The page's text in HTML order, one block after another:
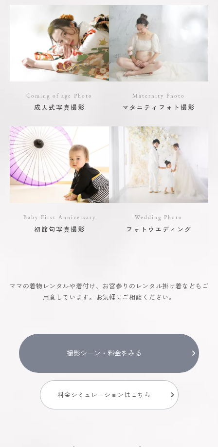
Coming of age Photo
成人式写真撮影
Maternity Photo
マタニティフォト撮影
Baby First Anniversary
初節句写真撮影
Wedding Photo
フォトウエディング
ママの着物レンタルや着付け、お宮参りのレンタル掛け着などもご
用意しています。お気軽にご相談ください。
撮影シーン・料金をみる
料金シミュレーションはこちら